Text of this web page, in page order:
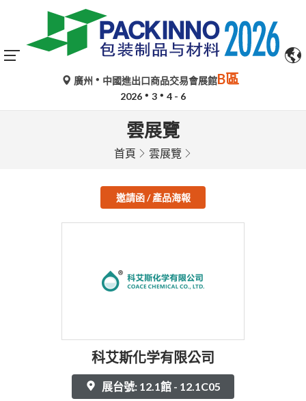
廣州 中國進出口商品交易會展館B區
2026 3 4 - 6
雲展覽
首頁 雲展覽
邀請函 / 產品海報
科艾斯化学有限公司
展台號: 12.1館 - 12.1C05